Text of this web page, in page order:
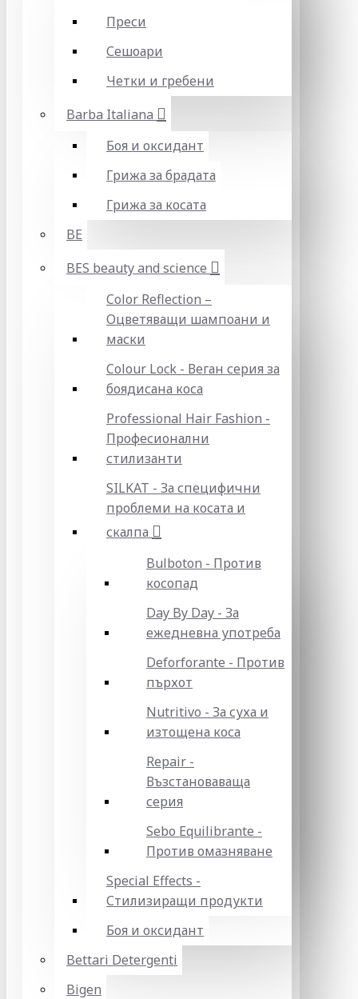
Преси
Сешоари
Четки и гребени
Barba Italiana
Боя и оксидант
Грижа за брадата
Грижа за косата
BE
BES beauty and science
Color Reflection –
Оцветяващи шампоани и
маски
Colour Lock - Веган серия за
боядисана коса
Professional Hair Fashion -
Професионални
стилизанти
SILKAT - За специфични
проблеми на косата и
скалпа
Bulboton - Против
косопад
Day By Day - За
ежедневна употреба
Deforforante - Против
пърхот
Nutritivo - За суха и
изтощена коса
Repair -
Възстановаваща
серия
Sebo Equilibrante -
Против омазняване
Special Effects -
Стилизиращи продукти
Боя и оксидант
Bettari Detergenti
Bigen